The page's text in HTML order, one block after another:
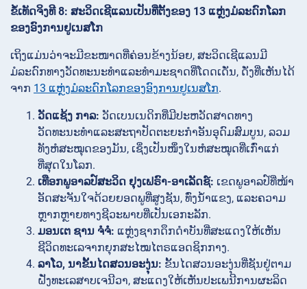
ຂໍ້ເທັດຈິງທີ 8: ສະວິດເຊີແລນເປັນທີ່ຕັ້ງຂອງ 13 ແຫຼ່ງມໍລະດົກໂລກ
ຂອງອົງການຢູເນສໂກ
ເຖິງແມ່ນວ່າຈະມີຂະໜາດທີ່ຄ່ອນຂ້າງນ້ອຍ, ສະວິດເຊີແລນມີ
ມໍລະດົກທາງວັດທະນະທຳແລະທຳມະຊາດທີ່ໂດດເດັ່ນ, ດັ່ງທີ່ເຫັນໄດ້
ຈາກ 13 ແຫຼ່ງມໍລະດົກໂລກຂອງອົງການຢູເນສໂກ.
ວັດແຊ້ງ ກາລ: ວັດເບນເນດິກທີ່ມີປະຫວັດສາດທາງ
ວັດທະນະທຳແລະສະຖາປັດຕະຍະກຳອັນອຸດົມສົມບູນ, ລວມ
ທັງຫໍສະໝຸດຂອງມັນ, ເຊິ່ງເປັນໜຶ່ງໃນຫໍສະໝຸດທີ່ເກົ່າແກ່
ທີ່ສຸດໃນໂລກ.
ເທືອກພູອາລປ໌ສະວິດ ຢຸງເຟຣົາ-ອາເລັດຊ໌: ເຂດພູອາລປ໌ທີ່ໜ້າ
ອັດສະຈັນໃຈດ້ວຍຍອດພູທີ່ສູງຊັນ, ທົ່ງນ້ຳແຂງ, ແລະຄວາມ
ຫຼາກຫຼາຍທາງຊີວະພາບທີ່ເປັນເອກະລັກ.
ມອນເຕ ຊານ ຈໍຈໍ: ແຫຼ່ງຊາກດຶກດຳບັນທີ່ສະແດງໃຫ້ເຫັນ
ຊີວິດທະເລຈາກຍຸກສະໄໝໄຕຣແອດຊິກກາງ.
ລາໂວ, ນາຂັ້ນໄດສວນອະງຸ່ນ: ຂັ້ນໄດສວນອະງຸ່ນທີ່ຊັນຢູ່ຕາມ
ຝັ່ງທະເລສາບເຈນີວາ, ສະແດງໃຫ້ເຫັນປະເພນີການຜະລິດ